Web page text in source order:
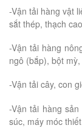
-Vận tải hàng vật
sắt thép, thạch
-Vận tải hàng
ngô (bắp), bột
-Vận tải cây, con
-Vận tải hàng
súc, máy móc